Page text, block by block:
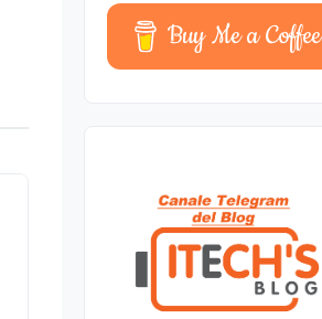
Buy Me a Coffee